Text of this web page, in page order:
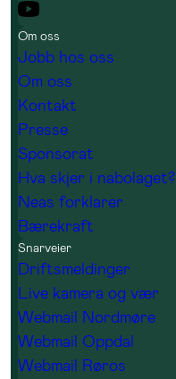
Om oss
Jobb hos oss
Om oss
Kontakt
Presse
Sponsorat
Hva skjer i nabolaget?
Neas forklarer
Bærekraft
Snarveier
Driftsmeldinger
Live kamera og vær
Webmail Nordmøre
Webmail Oppdal
Webmail Røros